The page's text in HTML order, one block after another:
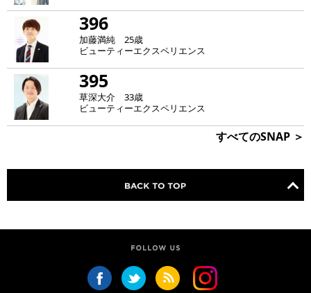
396
加藤満純 25歳
ビューティーエクスペリエンス
395
草深大介 33歳
ビューティーエクスペリエンス
すべてのSNAP ＞